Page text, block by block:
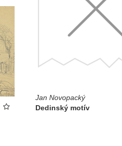
Jan Novopacký
Dedinský motív